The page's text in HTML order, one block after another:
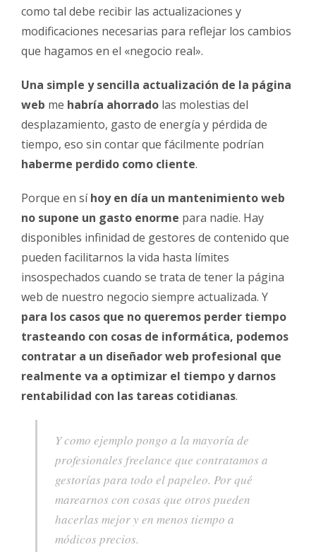
como tal debe recibir las actualizaciones y
modificaciones necesarias para reflejar los cambios
que hagamos en el «negocio real».
Una simple y sencilla actualización de la página
web me habría ahorrado las molestias del
desplazamiento, gasto de energía y pérdida de
tiempo, eso sin contar que fácilmente podrían
haberme perdido como cliente.
Porque en síhoy en día un mantenimiento web
no supone un gasto enorme para nadie. Hay
disponibles infinidad de gestores de contenido que
pueden facilitarnos la vida hasta límites
insospechados cuando se trata de tener la página
web de nuestro negocio siempre actualizada. Y
para los casos que no queremos perder tiempo
trasteando con cosas de informática, podemos
contratar a un diseñador web profesional que
realmente va a optimizar el tiempo y darnos
rentabilidad con las tareas cotidianas.
Y como ejemplo pongo a la mayoría de
profesionales freelance que contratamos a
gestorías para todo el papeleo. Por qué
marearnos con cosas que otros pueden
hacerlas mejor y en menos tiempo a
módicos precios.